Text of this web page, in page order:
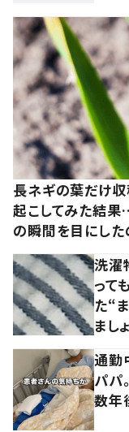
長ネギの葉だけ
起こしてみた結果
の瞬間を目にした
洗濯
って
た“
まし
通勤
パパ
数年